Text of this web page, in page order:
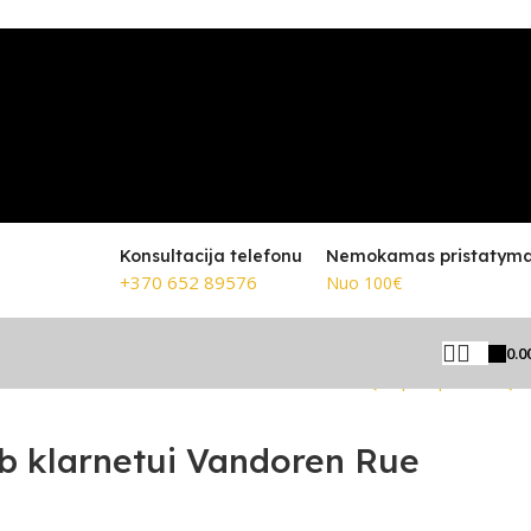
Konsultacija telefonu
+370 652 89576
Nemokamas
Nuo 100€
klarnetui Vandoren Rue